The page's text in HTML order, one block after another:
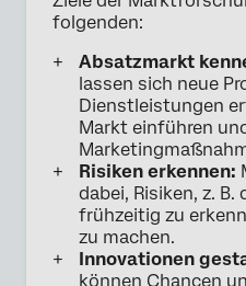
folgenden:
Absatzmarkt
lassen sich neue
Dienstleistungen
Markt einführen
Risiken erkennen:
dabei, Risiken, z. B.
frühzeitig zu
zu machen.
Innovationen
können Chancen